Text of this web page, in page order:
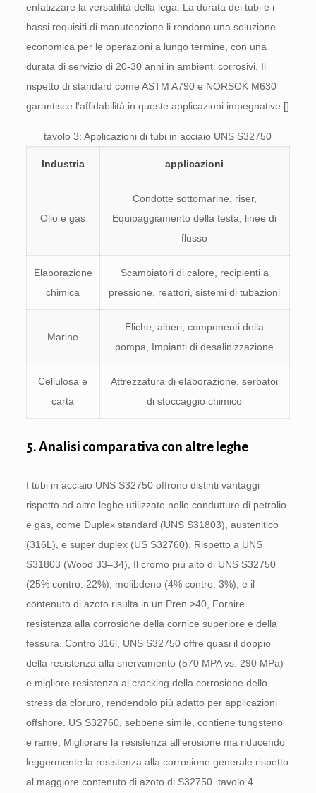
enfatizzare la versatilità della lega. La durata dei tubi e i
bassi requisiti di manutenzione li rendono una soluzione
economica per le operazioni a lungo termine, con una
durata di servizio di 20-30 anni in ambienti corrosivi. Il
rispetto di standard come ASTM A790 e NORSOK M630
garantisce l'affidabilità in queste applicazioni impegnative.[]
tavolo 3: Applicazioni di tubi in acciaio UNS S32750
Industria applicazioni
Olio e gas
Condotte sottomarine, riser,
Equipaggiamento della testa, linee di
flusso
Elaborazione
chimica
Scambiatori di calore, recipienti a
pressione, reattori, sistemi di tubazioni
Marine
Eliche, alberi, componenti della
pompa, Impianti di desalinizzazione
Cellulosa e
carta
Attrezzatura di elaborazione, serbatoi
di stoccaggio chimico
5. Analisi comparativa con altre leghe
I tubi in acciaio UNS S32750 offrono distinti vantaggi
rispetto ad altre leghe utilizzate nelle condutture di petrolio
e gas, come Duplex standard (UNS S31803), austenitico
(316L), e super duplex (US S32760). Rispetto a UNS
S31803 (Wood 33–34), Il cromo più alto di UNS S32750
(25% contro. 22%), molibdeno (4% contro. 3%), e il
contenuto di azoto risulta in un Pren >40, Fornire
resistenza alla corrosione della cornice superiore e della
fessura. Contro 316l, UNS S32750 offre quasi il doppio
della resistenza alla snervamento (570 MPA vs. 290 MPa)
e migliore resistenza al cracking della corrosione dello
stress da cloruro, rendendolo più adatto per applicazioni
offshore. US S32760, sebbene simile, contiene tungsteno
e rame, Migliorare la resistenza all'erosione ma riducendo
leggermente la resistenza alla corrosione generale rispetto
al maggiore contenuto di azoto di S32750. tavolo 4